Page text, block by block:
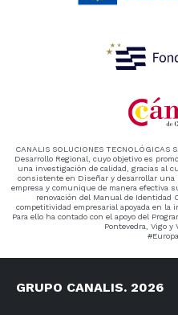
CANALIS SOLUCIONES
Desarrollo Regional, cuyo objetivo es
una investigación de calidad, gracias al
consistente en Diseñar y desarrollar una
empresa y comunique de manera efectiva
renovación del Manual de Identidad
competitividad empresarial apoyada en la
Para ello ha contado con el apoyo del
Pontevedra, Vigo y
GRUPO CANALIS. 2026